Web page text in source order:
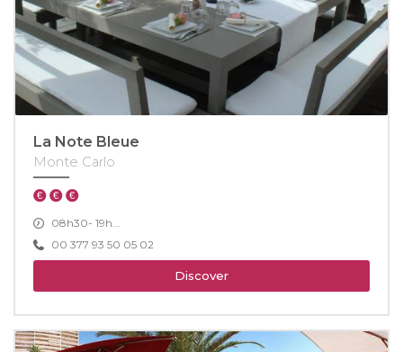
La Note Bleue
Monte Carlo
08h30- 19h...
00 377 93 50 05 02
Discover